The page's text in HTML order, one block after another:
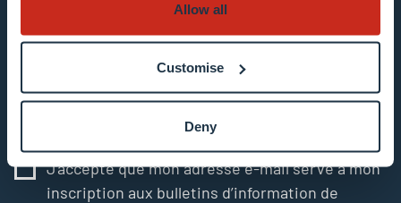
Allow all
Customise
Deny
J’accepte que mon adresse e-mail serve à mon
inscription aux bulletins d’information de